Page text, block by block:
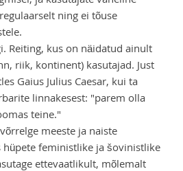
ning ei tõuse
Reiting, kus on näidatud ainult
riik, kontinent) kasutajad. Just
Gaius Julius Caesar, kui ta
linnakesest: "parem olla
teine."
meeste ja naiste
feministlike ja šovinistlike
ettevaatlikult, mõlemalt